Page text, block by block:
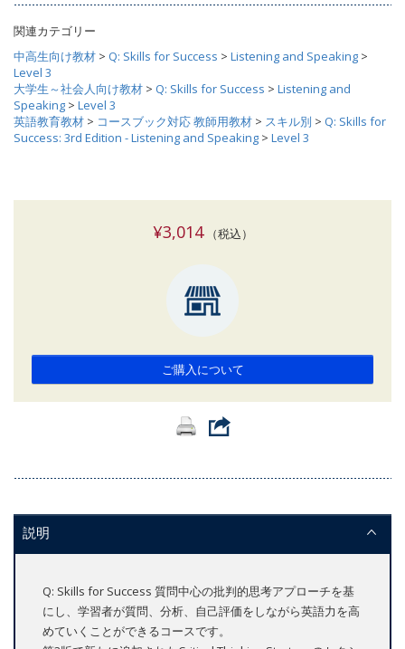
関連カテゴリー
中高生向け教材 > Q: Skills for Success > Listening and Speaking >
Level 3
大学生～社会人向け教材 > Q: Skills for Success > Listening and
Speaking > Level 3
英語教育教材 > コースブック対応 教師用教材 > スキル別 > Q: Skills for
Success: 3rd Edition - Listening and Speaking > Level 3
¥3,014（税込）
ご購入について
説明
Q: Skills for Success 質問中心の批判的思考アプローチを基
にし、学習者が質問、分析、自己評価をしながら英語力を高
めていくことができるコースです。